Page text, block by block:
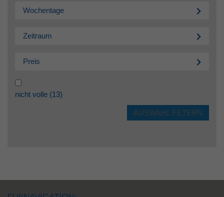
Wochentage
Zeitraum
Preis
nicht volle (13)